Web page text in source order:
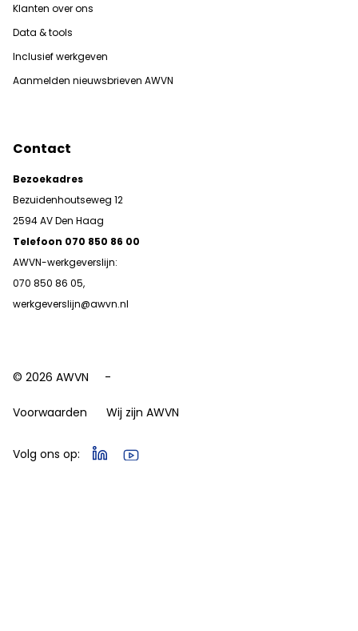
Klanten over ons
Data & tools
Inclusief werkgeven
Aanmelden nieuwsbrieven AWVN
Contact
Bezoekadres
Bezuidenhoutseweg 12
2594 AV Den Haag
Telefoon 070 850 86 00
AWVN-werkgeverslijn:
070 850 86 05,
werkgeverslijn@awvn.nl
© 2026 AWVN
Voorwaarden Wij zijn AWVN
Volg ons op: